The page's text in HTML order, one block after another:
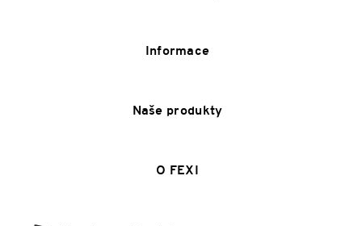
Informace
Naše produkty
O FEXI